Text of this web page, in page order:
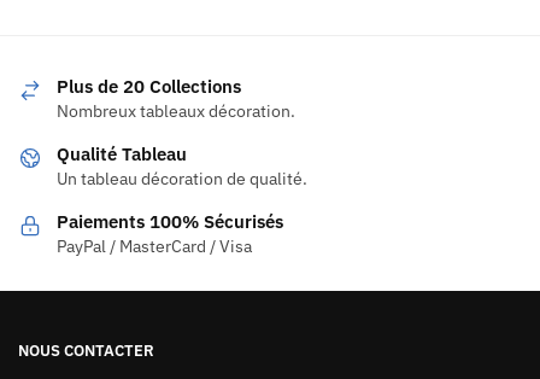
Plus de 20 Collections
Nombreux tableaux décoration.
Qualité Tableau
Un tableau décoration de qualité.
Paiements 100% Sécurisés
PayPal / MasterCard / Visa
NOUS CONTACTER